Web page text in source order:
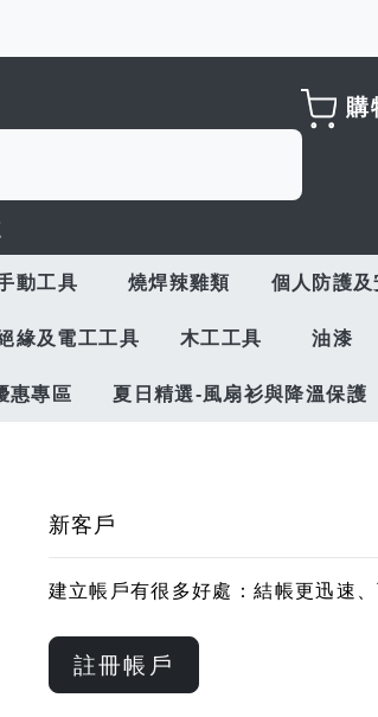
購
動工具 燒焊辣雞類 個人防護
緣及電工工具 木工工具 油漆
惠專區 夏日精選-風扇衫與降溫保護
新客戶
建立帳戶有很多好處：結帳更迅速
註冊帳戶